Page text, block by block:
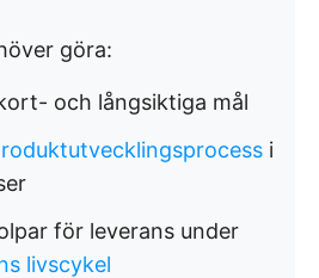
göra:
och långsiktiga mål
i
för leverans under
livscykel